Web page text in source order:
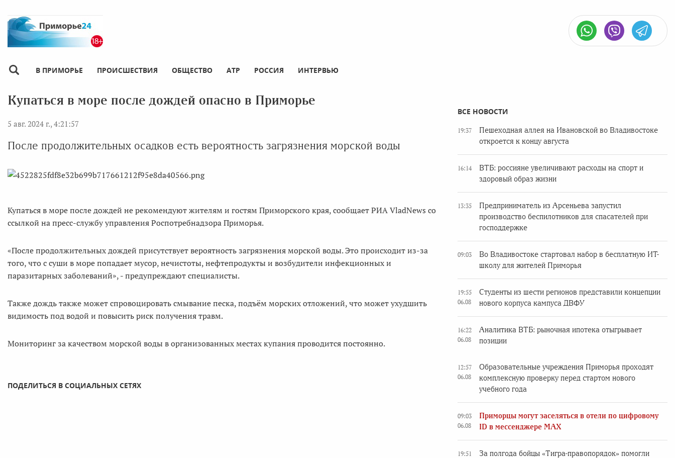
В ПРИМОРЬЕ ПРОИСШЕСТВИЯ ОБЩЕСТВО АТР РОССИЯ ИНТЕРВЬЮ
Купаться в море после дождей опасно в Приморье
5 авг. 2024 г., 4:21:57
После продолжительных осадков есть вероятность загрязнения морской воды
Купаться в море после дождей не рекомендуют жителям и гостям Приморского края, сообщает РИА VladNews со
ссылкой на пресс-службу управления Роспотребнадзора Приморья.
«После продолжительных дождей присутствует вероятность загрязнения морской воды. Это происходит из-за
того, что с суши в море попадает мусор, нечистоты, нефтепродукты и возбудители инфекционных и
паразитарных заболеваний», - предупреждают специалисты.
Также дождь также может спровоцировать смывание песка, подъём морских отложений, что может ухудшить
видимость под водой и повысить риск получения травм.
Мониторинг за качеством морской воды в организованных местах купания проводится постоянно.
ПОДЕЛИТЬСЯ В СОЦИАЛЬНЫХ СЕТЯХ
ВСЕ НОВОСТИ
19:37
Пешеходная аллея на Ивановской во Владивостоке
откроется к концу августа
16:14
ВТБ: россияне увеличивают расходы на спорт и
здоровый образ жизни
13:35
Предприниматель из Арсеньева запустил
производство беспилотников для спасателей при
господдержке
09:03
Во Владивостоке стартовал набор в бесплатную ИТ-
школу для жителей Приморья
19:55
06.08
Студенты из шести регионов представили концепции
нового корпуса кампуса ДВФУ
16:22
06.08
Аналитика ВТБ: рыночная ипотека отыгрывает
позиции
12:57
06.08
Образовательные учреждения Приморья проходят
комплексную проверку перед стартом нового
учебного года
09:03
06.08
Приморцы могут заселяться в отели по цифровому
ID в мессенджере MAX
19:51
За полгода бойцы «Тигра-правопорядок» помогли